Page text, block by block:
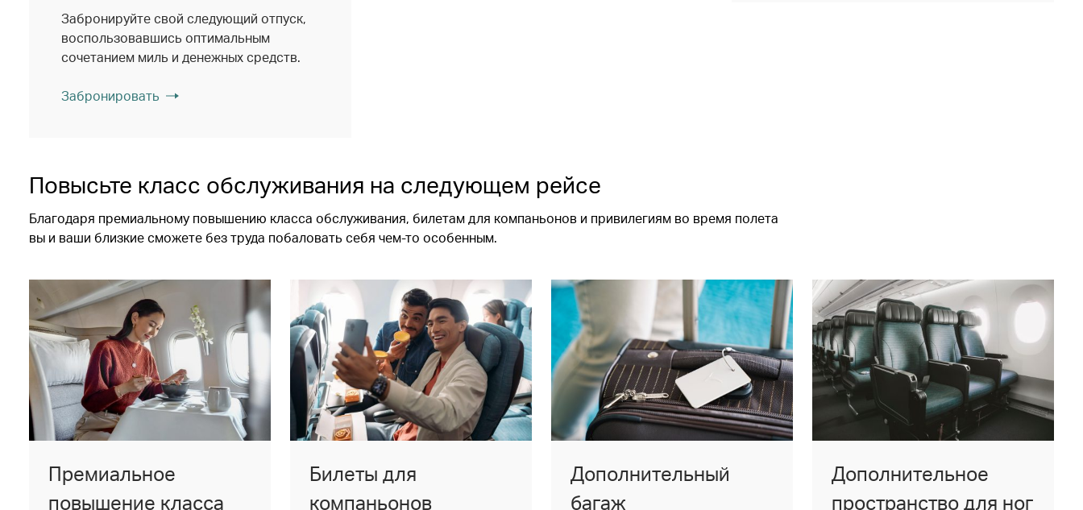
Забронируйте свой следующий отпуск,
воспользовавшись оптимальным
сочетанием миль и денежных средств.
Забронировать
Повысьте класс обслуживания на следующем рейсе
Благодаря премиальному повышению класса обслуживания, билетам для компаньонов и привилегиям во время полета
вы и ваши близкие сможете без труда побаловать себя чем-то особенным.
Премиальное
повышение класса
Билеты для
компаньонов
Дополнительный
багаж
Дополнительное
пространство для ног